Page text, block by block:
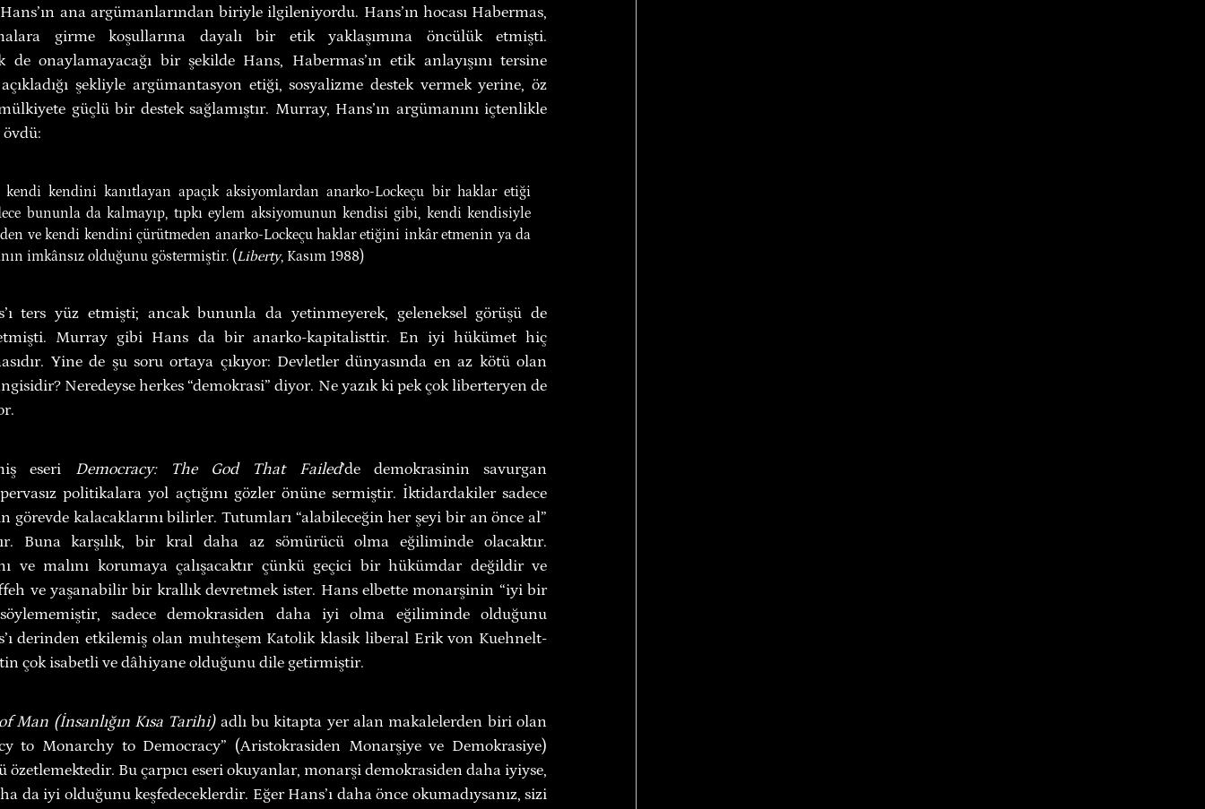
ana argümanlarından biriyle ilgileniyordu. Hans’ın hocası Habermas,
girme koşullarına dayalı bir etik yaklaşımına öncülük etmişti.
de onaylamayacağı bir şekilde Hans, Habermas’ın etik anlayışını tersine
şekliyle argümantasyon etiği, sosyalizme destek vermek yerine, öz
güçlü bir destek sağlamıştır. Murray, Hans’ın argümanını içtenlikle
övdü:
kendi kendini kanıtlayan apaçık aksiyomlardan anarko-Lockeçu bir haklar etiği
bununla da kalmayıp, tıpkı eylem aksiyomunun kendisi gibi, kendi kendisiyle
ve kendi kendini çürütmeden anarko-Lockeçu haklar etiğini inkâr etmenin ya da
imkânsız olduğunu göstermiştir. (Liberty, Kasım 1988)
ters yüz etmişti; ancak bununla da yetinmeyerek, geleneksel görüşü de
Murray gibi Hans da bir anarko-kapitalisttir. En iyi hükümet hiç
Yine de şu soru ortaya çıkıyor: Devletler dünyasında en az kötü olan
Neredeyse herkes “demokrasi” diyor. Ne yazık ki pek çok liberteryen de
eseri Democracy: The God That Failed’de demokrasinin savurgan
politikalara yol açtığını gözler önüne sermiştir. İktidardakiler sadece
görevde kalacaklarını bilirler. Tutumları “alabileceğin her şeyi bir an önce al”
Buna karşılık, bir kral daha az sömürücü olma eğiliminde olacaktır.
ve malını korumaya çalışacaktır çünkü geçici bir hükümdar değildir ve
ve yaşanabilir bir krallık devretmek ister. Hans elbette monarşinin “iyi bir
sadece demokrasiden daha iyi olma eğiliminde olduğunu
derinden etkilemiş olan muhteşem Katolik klasik liberal Erik von Kuehnelt-
çok isabetli ve dâhiyane olduğunu dile getirmiştir.
Man (İnsanlığın Kısa Tarihi) adlı bu kitapta yer alan makalelerden biri olan
to Monarchy to Democracy” (Aristokrasiden Monarşiye ve Demokrasiye)
özetlemektedir. Bu çarpıcı eseri okuyanlar, monarşi demokrasiden daha iyiyse,
da iyi olduğunu keşfedeceklerdir. Eğer Hans’ı daha önce okumadıysanız, sizi